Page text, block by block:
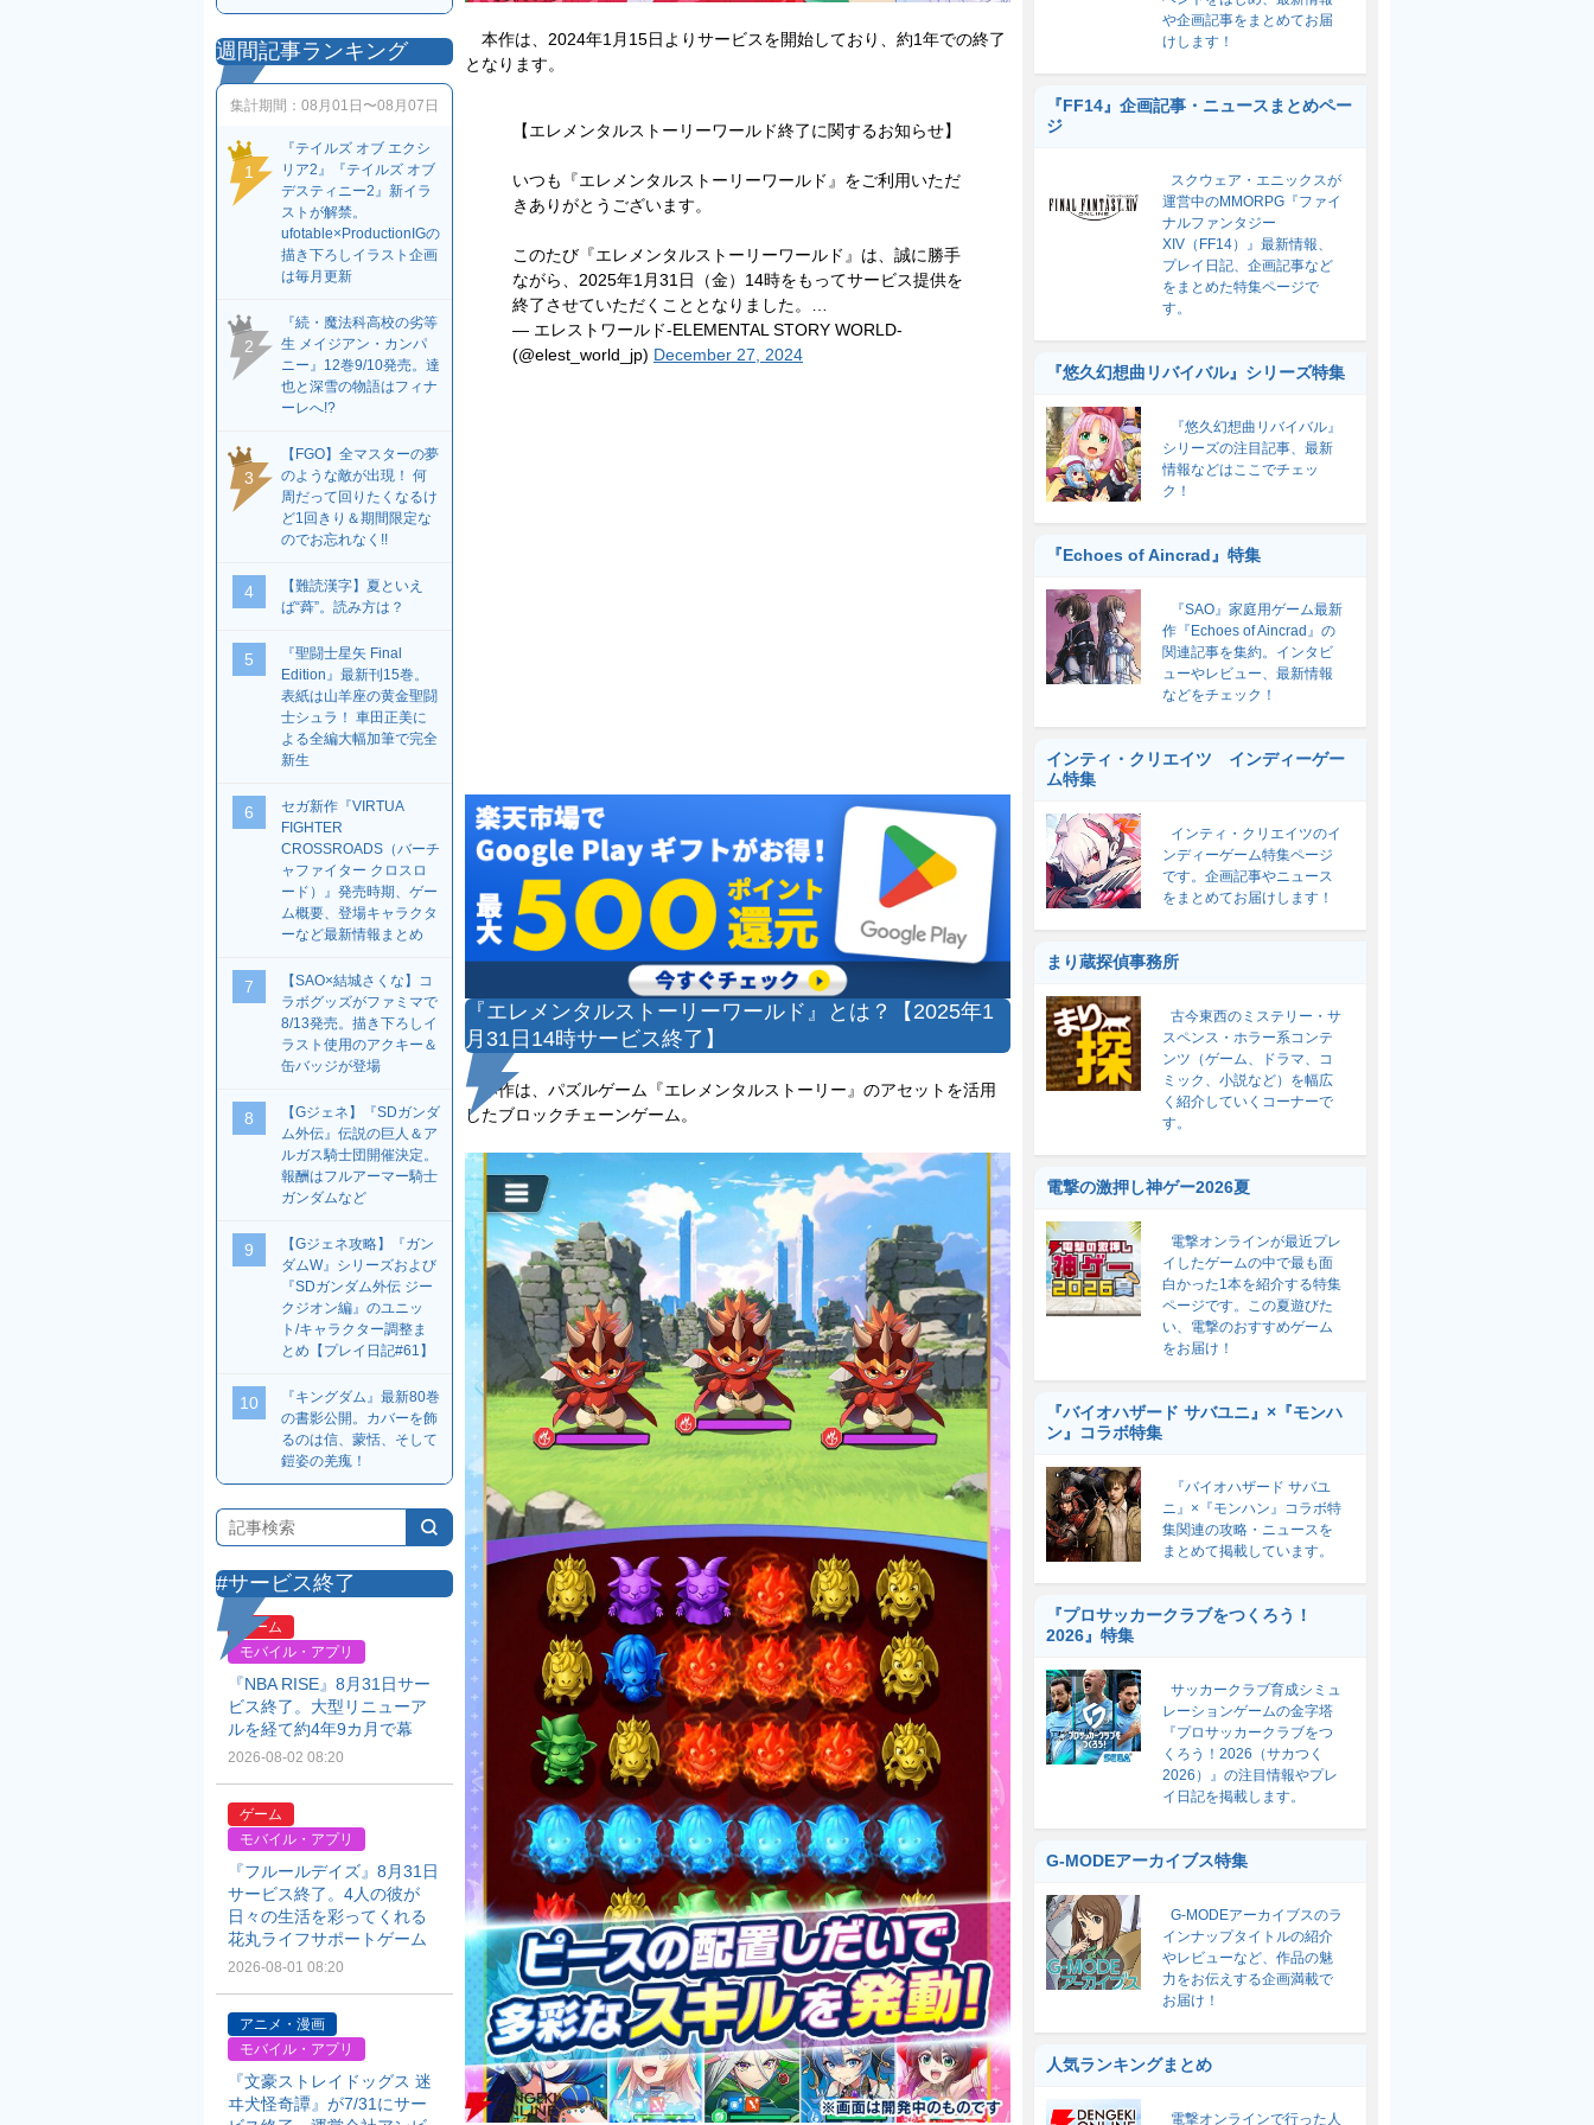
本作は、2024年1月15日よりサービスを開始しており、約1年での終了
となります。
【エレメンタルストーリーワールド終了に関するお知らせ】
いつも『エレメンタルストーリーワールド』をご利用いただ
きありがとうございます。
このたび『エレメンタルストーリーワールド』は、誠に勝手
ながら、2025年1月31日（金）14時をもってサービス提供を
終了させていただくこととなりました。…
— エレストワールド-ELEMENTAL STORY WORLD-
(@elest_world_jp) December 27, 2024
『エレメンタルストーリーワールド』とは？【2025年1
月31日14時サービス終了】
本作は、パズルゲーム『エレメンタルストーリー』のアセットを活用
したブロックチェーンゲーム。
週間記事ランキング
集計期間： 08月01日〜08月07日
1
『テイルズ オブ エクシ
リア2』『テイルズ オブ
デスティニー2』新イラ
ストが解禁。
ufotable×ProductionIGの
描き下ろしイラスト企画
は毎月更新
2
『続・魔法科高校の劣等
生 メイジアン・カンパ
ニー』12巻9/10発売。達
也と深雪の物語はフィナ
ーレへ!?
3
【FGO】全マスターの夢
のような敵が出現！ 何
周だって回りたくなるけ
ど1回きり＆期間限定な
のでお忘れなく!!
4
【難読漢字】夏といえ
ば“蕣”。読み方は？
5
『聖闘士星矢 Final
Edition』最新刊15巻。
表紙は山羊座の黄金聖闘
士シュラ！ 車田正美に
よる全編大幅加筆で完全
新生
6
セガ新作『VIRTUA
FIGHTER
CROSSROADS（バーチ
ャファイター クロスロ
ード）』発売時期、ゲー
ム概要、登場キャラクタ
ーなど最新情報まとめ
7
【SAO×結城さくな】コ
ラボグッズがファミマで
8/13発売。描き下ろしイ
ラスト使用のアクキー＆
缶バッジが登場
8
【Gジェネ】『SDガンダ
ム外伝』伝説の巨人＆ア
ルガス騎士団開催決定。
報酬はフルアーマー騎士
ガンダムなど
9
【Gジェネ攻略】『ガン
ダムW』シリーズおよび
『SDガンダム外伝 ジー
クジオン編』のユニッ
ト/キャラクター調整ま
とめ【プレイ日記#61】
10
『キングダム』最新80巻
の書影公開。カバーを飾
るのは信、蒙恬、そして
鎧姿の羌瘣！
#サービス終了
ゲーム
モバイル・アプリ
『NBA RISE』8月31日サー
ビス終了。大型リニューア
ルを経て約4年9カ月で幕
2026-08-02 08:20
ゲーム
モバイル・アプリ
『フルールデイズ』8月31日
サービス終了。4人の彼が
日々の生活を彩ってくれる
花丸ライフサポートゲーム
2026-08-01 08:20
アニメ・漫画
モバイル・アプリ
『文豪ストレイドッグス 迷
ヰ犬怪奇譚』が7/31にサー
や企画記事をまとめてお届
けします！
『FF14』企画記事・ニュースまとめペー
ジ
スクウェア・エニックスが
運営中のMMORPG『ファイ
ナルファンタジー
XIV（FF14）』最新情報、
プレイ日記、企画記事など
をまとめた特集ページで
す。
『悠久幻想曲リバイバル』シリーズ特集
『悠久幻想曲リバイバル』
シリーズの注目記事、最新
情報などはここでチェッ
ク！
『Echoes of Aincrad』特集
『SAO』家庭用ゲーム最新
作『Echoes of Aincrad』の
関連記事を集約。インタビ
ューやレビュー、最新情報
などをチェック！
インティ・クリエイツ インディーゲー
ム特集
インティ・クリエイツのイ
ンディーゲーム特集ページ
です。企画記事やニュース
をまとめてお届けします！
まり蔵探偵事務所
古今東西のミステリー・サ
スペンス・ホラー系コンテ
ンツ（ゲーム、ドラマ、コ
ミック、小説など）を幅広
く紹介していくコーナーで
す。
電撃の激押し神ゲー2026夏
電撃オンラインが最近プレ
イしたゲームの中で最も面
白かった1本を紹介する特集
ページです。この夏遊びた
い、電撃のおすすめゲーム
をお届け！
『バイオハザード サバユニ』×『モンハ
ン』コラボ特集
『バイオハザード サバユ
ニ』×『モンハン』コラボ特
集関連の攻略・ニュースを
まとめて掲載しています。
『プロサッカークラブをつくろう！
2026』特集
サッカークラブ育成シミュ
レーションゲームの金字塔
『プロサッカークラブをつ
くろう！2026（サカつく
2026）』の注目情報やプレ
イ日記を掲載します。
G-MODEアーカイブス特集
G-MODEアーカイブスのラ
インナップタイトルの紹介
やレビューなど、作品の魅
力をお伝えする企画満載で
お届け！
人気ランキングまとめ
電撃オンラインで行った人